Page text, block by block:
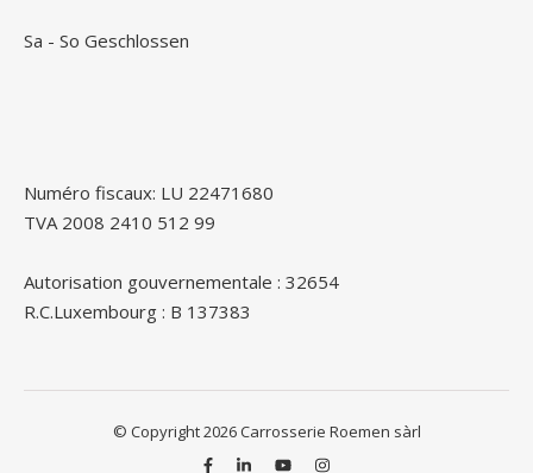
Sa - So Geschlossen
Numéro fiscaux: LU 22471680
TVA 2008 2410 512 99
Autorisation gouvernementale : 32654
R.C.Luxembourg : B 137383
© Copyright 2026 Carrosserie Roemen sàrl